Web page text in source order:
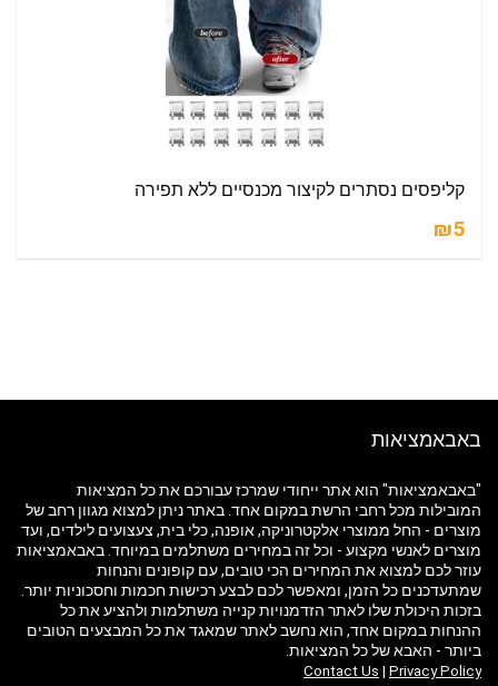
קליפסים נסתרים לקיצור מכנסיים ללא תפירה
₪5
באבאמציאות
"באבאמציאות" הוא אתר ייחודי שמרכז עבורכם את כל המציאות
המובילות מכל רחבי הרשת במקום אחד. באתר ניתן למצוא מגוון רחב של
מוצרים - החל ממוצרי אלקטרוניקה, אופנה, כלי בית, צעצועים לילדים, ועד
מוצרים לאנשי מקצוע - וכל זה במחירים משתלמים במיוחד. באבאמציאות
עוזר לכם למצוא את המחירים הכי טובים, עם קופונים והנחות
שמתעדכנים כל הזמן, ומאפשר לכם לבצע רכישות חכמות וחסכוניות יותר.
בזכות היכולת שלו לאתר הזדמנויות קנייה משתלמות ולהציע את כל
ההנחות במקום אחד, הוא נחשב לאתר שמאגד את כל המבצעים הטובים
ביותר - האבא של כל המציאות.
Contact Us | Privacy Policy